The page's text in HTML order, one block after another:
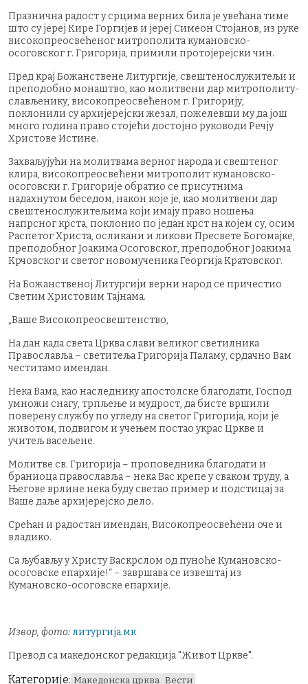
Празнична радост у срцима верних била је увећана тиме
што су јереј Кире Горгијев и јереј Симеон Стојанов, из руке
високопреосвећеног митрополита кумановско-
осоговског г. Григорија, примили протојерејски чин.
Пред крај Божанствене Литургије, свештенослужитељи и
преподобно монаштво, као молитвени дар митрополиту-
слављенику, високопреосвећеном г. Григорију,
поклонили су архијерејски жезал, пожелевши му да још
много година право стојећи достојно руководи Речју
Христове Истине.
Захваљујући на молитвама верног народа и свештеног
клира, високопреосвећени митрополит кумановско-
осоговски г. Григорије обратио се присутнима
надахнутом беседом, након које је, као молитвени дар
свештенослужитељима који имају право ношења
напрсног крста, поклонио по један крст на којем су, осим
Распетог Христа, осликани и ликови Пресвете Богомајке,
преподобног Јоакима Осоговског, преподобног Јоакима
Крчовског и светог новомученика Георгија Кратовског.
На Божанственој Литургији верни народ се причестио
Светим Христовим Тајнама.
„Ваше Високопреосвештенство,
На дан када света Црква слави великог светилника
Православља – светитеља Григорија Паламу, срдачно Вам
честитамо имендан.
Нека Вама, као наследнику апостолске благодати, Господ
умножи снагу, трпљење и мудрост, да бисте вршили
поверену службу по угледу на светог Григорија, који је
животом, подвигом и учењем постао украс Цркве и
учитељ васељене.
Молитве св. Григорија – проповедника благодати и
браниоца православља – нека Вас крепе у сваком труду, а
Његове врлине нека буду светао пример и подстицај за
Ваше даље архијерејско дело.
Срећан и радостан имендан, Високопреосвећени оче и
владико.
Са љубављу у Христу Васкрслом од пуноће Кумановско-
осоговске епархије!“ – завршава се извештај из
Кумановско-осоговске епархије.
Извор, фото:литургија.мк
Превод са македонског редакција "Живот Цркве".
Категорије: Македонска црква Вести